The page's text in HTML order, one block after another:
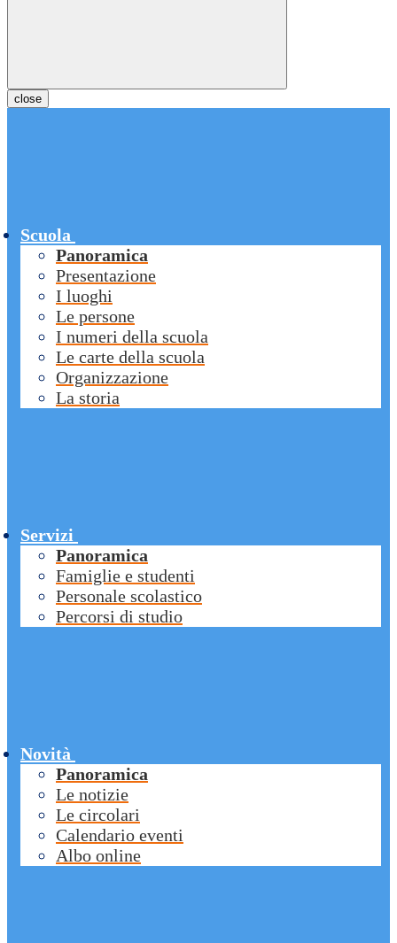
close
Scuola
Panoramica
Presentazione
I luoghi
Le persone
I numeri della scuola
Le carte della scuola
Organizzazione
La storia
Servizi
Panoramica
Famiglie e studenti
Personale scolastico
Percorsi di studio
Novità
Panoramica
Le notizie
Le circolari
Calendario eventi
Albo online